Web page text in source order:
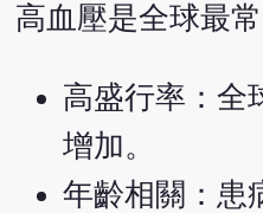
高血壓是全球最
高盛行率：全
增加。
年齡相關：患